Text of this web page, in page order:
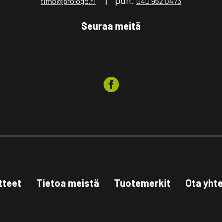
Seuraa meitä
Tietoa meistä Tuotemerkit Ota